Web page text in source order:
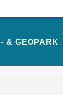
& GEOPARK